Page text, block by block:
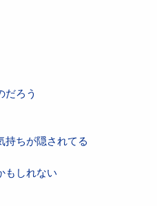
だろう
持ちが隠されてる
もしれない